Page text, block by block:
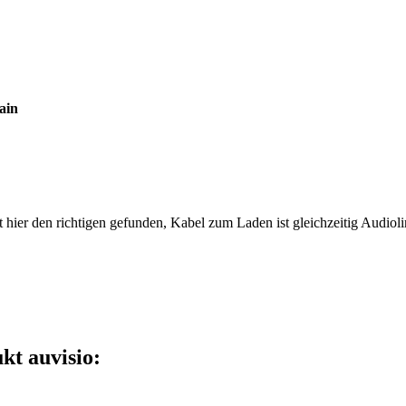
hier den richtigen gefunden, Kabel zum Laden ist gleichzeitig
auvisio: